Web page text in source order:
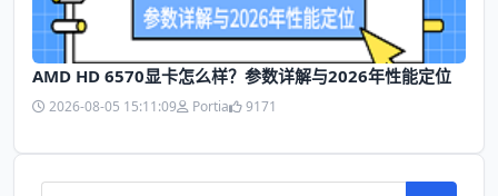
AMD HD 6570显卡怎么样？参数详解与2026年性能定位
2026-08-05 15:11:09 Portia 9171